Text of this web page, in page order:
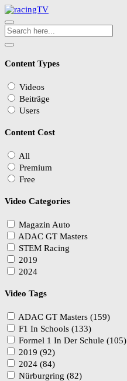
Content Types
Videos
Beiträge
Users
Content Cost
All
Premium
Free
Video Categories
Magazin Auto
ADAC GT Masters
STEM Racing
2019
2024
Video Tags
ADAC GT Masters (159)
F1 In Schools (133)
Formel 1 In Der Schule (105)
2019 (92)
2024 (84)
Nürburgring (82)